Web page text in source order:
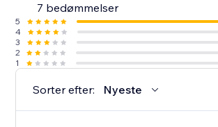
7 bedømmelser
5
4
3
2
1
Sorter efter: Nyeste